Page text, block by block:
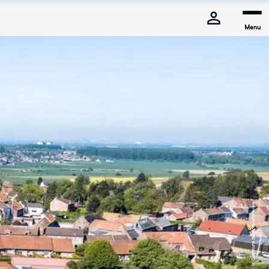
Menu
© Commune de Mons-en-Pévèle